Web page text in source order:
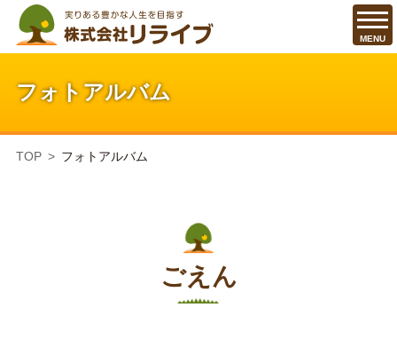
MENU
フォトアルバム
TOP フォトアルバム
ごえん